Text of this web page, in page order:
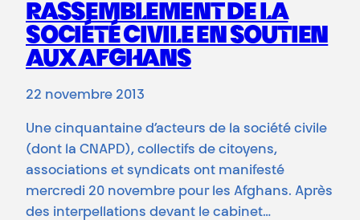
RASSEMBLEMENT DE LA
SOCIÉTÉ CIVILE EN SOUTIEN
AUX AFGHANS
22 novembre 2013
Une cinquantaine d’acteurs de la société civile
(dont la CNAPD), collectifs de citoyens,
associations et syndicats ont manifesté
mercredi 20 novembre pour les Afghans. Après
des interpellations devant le cabinet…